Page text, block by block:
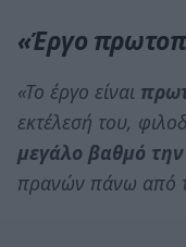
«Έργο
«Το έργο είναι
εκτέλεσή του,
μεγάλο βαθμό
πρανών πάνω από